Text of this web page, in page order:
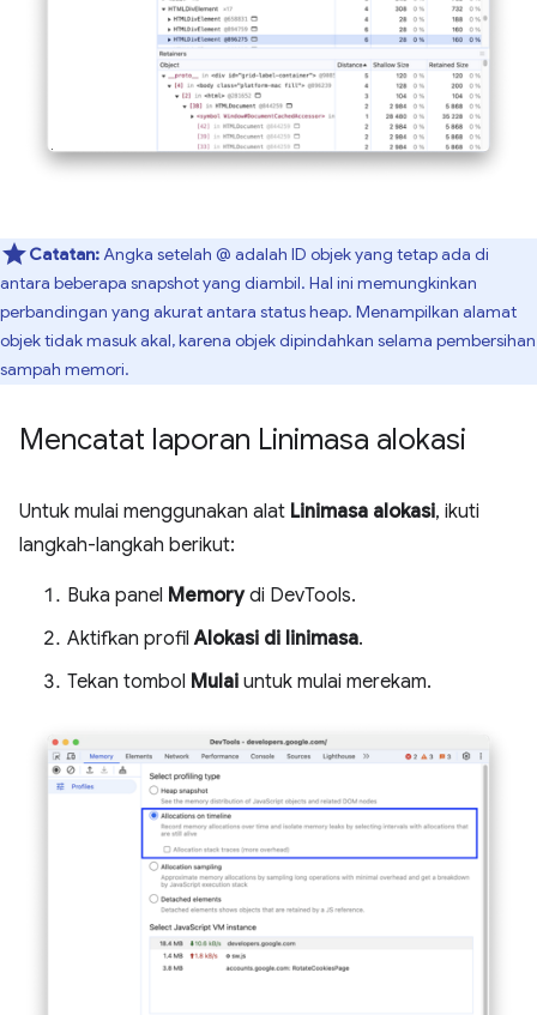
Catatan:Angka setelah @ adalah ID objek yang tetap ada di
antara beberapa snapshot yang diambil. Hal ini memungkinkan
perbandingan yang akurat antara status heap. Menampilkan alamat
objek tidak masuk akal, karena objek dipindahkan selama pembersihan
sampah memori.
Mencatat laporan Linimasa alokasi
Untuk mulai menggunakan alat Linimasa alokasi, ikuti
langkah-langkah berikut:
Buka panel Memorydi DevTools.
Aktifkan profilAlokasi di linimasa.
Tekan tombol Mulai untuk mulai merekam.